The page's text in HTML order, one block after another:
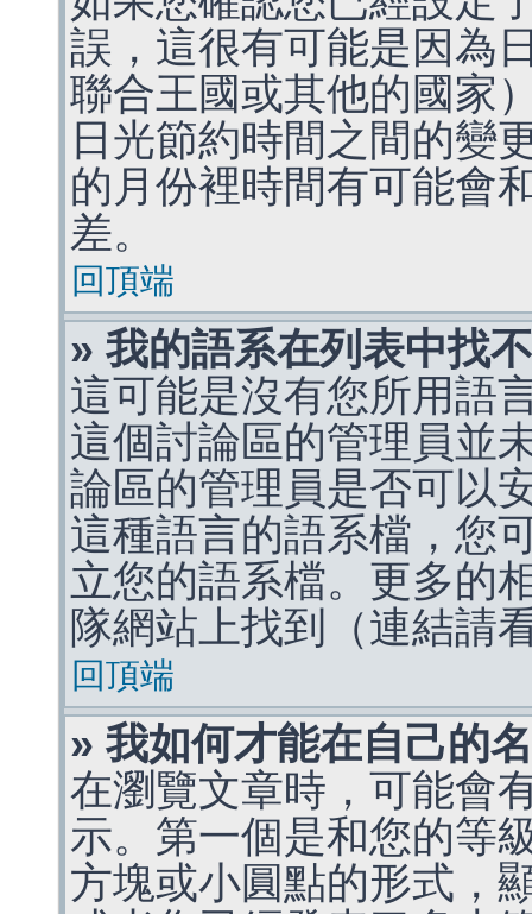
誤，這很有可能是因為
聯合王國或其他的國家
日光節約時間之間的變
的月份裡時間有可能會
差。
回頂端
» 我的語系在列表中找
這可能是沒有您所用語
這個討論區的管理員並
論區的管理員是否可以
這種語言的語系檔，您
立您的語系檔。更多的
隊網站上找到（連結請
回頂端
» 我如何才能在自己的
在瀏覽文章時，可能會
示。第一個是和您的等
方塊或小圓點的形式，